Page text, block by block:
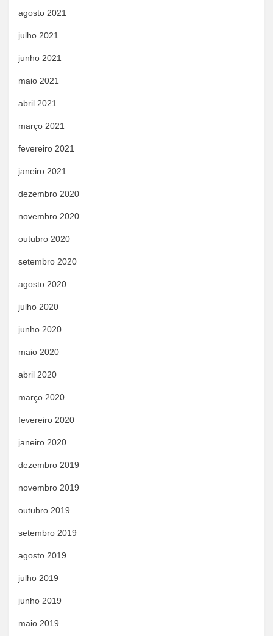
agosto 2021
julho 2021
junho 2021
maio 2021
abril 2021
março 2021
fevereiro 2021
janeiro 2021
dezembro 2020
novembro 2020
outubro 2020
setembro 2020
agosto 2020
julho 2020
junho 2020
maio 2020
abril 2020
março 2020
fevereiro 2020
janeiro 2020
dezembro 2019
novembro 2019
outubro 2019
setembro 2019
agosto 2019
julho 2019
junho 2019
maio 2019